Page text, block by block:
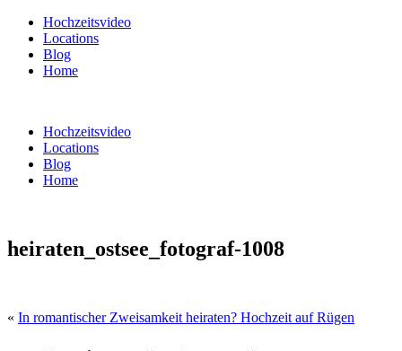
Hochzeitsvideo
Locations
Blog
Home
Hochzeitsvideo
Locations
Blog
Home
heiraten_ostsee_fotograf-1008
« In romantischer Zweisamkeit heiraten? Hochzeit auf Rügen